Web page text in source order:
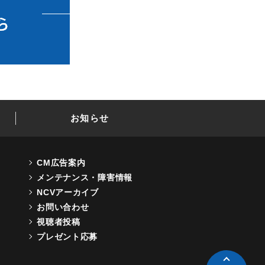
お知らせ
CM広告案内
メンテナンス・障害情報
NCVアーカイブ
お問い合わせ
視聴者投稿
プレゼント応募